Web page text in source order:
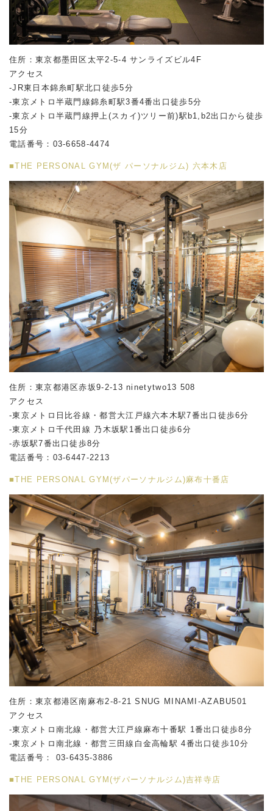
住所：東京都墨田区太平2-5-4 サンライズビル4F
アクセス
-JR東日本錦糸町駅北口徒歩5分
-東京メトロ半蔵門線錦糸町駅3番4番出口徒歩5分
-東京メトロ半蔵門線押上(スカイ)ツリー前)駅b1,b2出口から徒歩
15分
電話番号：03-6658-4474
■THE PERSONAL GYM(ザ パーソナルジム) 六本木店
住所：東京都港区赤坂9-2-13 ninetytwo13 508
アクセス
-東京メトロ日比谷線・都営大江戸線六本木駅7番出口徒歩6分
-東京メトロ千代田線 乃木坂駅 1番出口徒歩6分
-赤坂駅7番出口徒歩8分
電話番号： 03-6447-2213
■THE PERSONAL GYM(ザパーソナルジム)麻布十番店
住所：東京都港区南麻布2-8-21 SNUG MINAMI-AZABU501
アクセス
-東京メトロ南北線・都営大江戸線麻布十番駅 1番出口徒歩8分
-東京メトロ南北線・都営三田線白金高輪駅 4番出口徒歩10分
電話番号：
03-6435-3886
■THE PERSONAL GYM(ザパーソナルジム)吉祥寺店